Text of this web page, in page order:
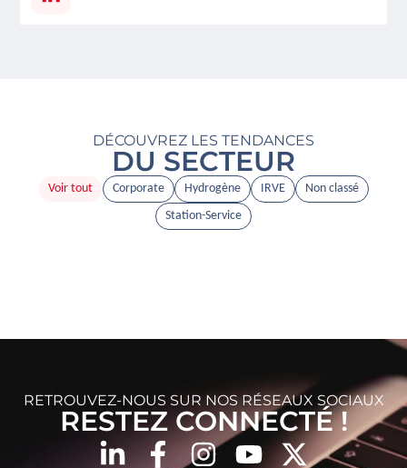
DÉCOUVREZ LES TENDANCES
DU SECTEUR
Corporate Hydrogène IRVE
Non classé
Station-Service
Voir tout
RETROUVEZ-NOUS SUR NOS RÉSEAUX SOCIAUX
RESTEZ CONNECTÉ !